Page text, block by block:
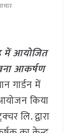
में आयोजित
आकर्षण
गार्डन में
किया
लि. द्वारा